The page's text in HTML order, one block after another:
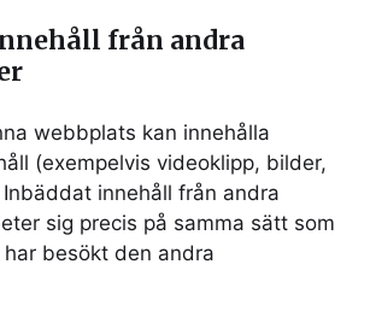
från andra
webbplats kan innehålla
(exempelvis videoklipp, bilder,
innehåll från andra
sig precis på samma sätt som
besökt den andra